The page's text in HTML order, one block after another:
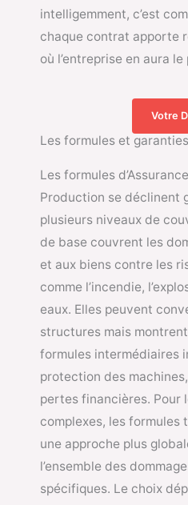
intelligemment, c’est
chaque contrat apporte
où l’entreprise en aura
Votre
Les formules et
Les formules
Production se déclinent
plusieurs niveaux de
de base couvrent les
et aux biens contre les
comme l’incendie,
eaux. Elles peuvent
structures mais
formules intermédiaires
protection des
pertes financières. Pour
complexes, les formules
une approche plus
l’ensemble des
spécifiques. Le choix